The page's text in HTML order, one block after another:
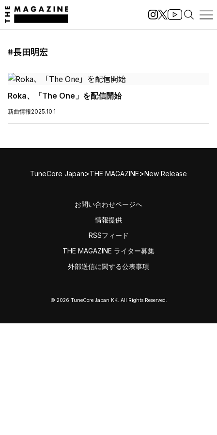
#長田明宏
Roka、「The One」を配信開始
新曲情報2025.10.1
TuneCore Japan>THE MAGAZINE>New Release
お問い合わせページへ
情報提供
RSSフィード
THE MAGAZINE ライター募集
外部送信に関する公表事項
© 2026 TuneCore Japan KK. All Rights Reserved.